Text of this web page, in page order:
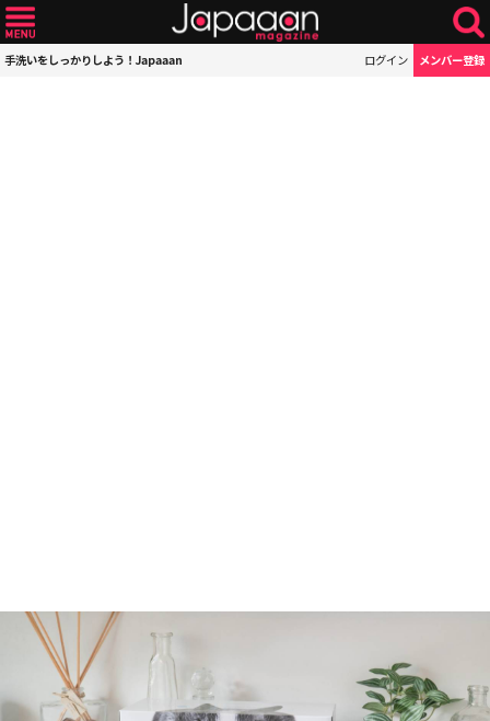
手洗いをしっかりしよう！Japaaan ログイン メンバー登録